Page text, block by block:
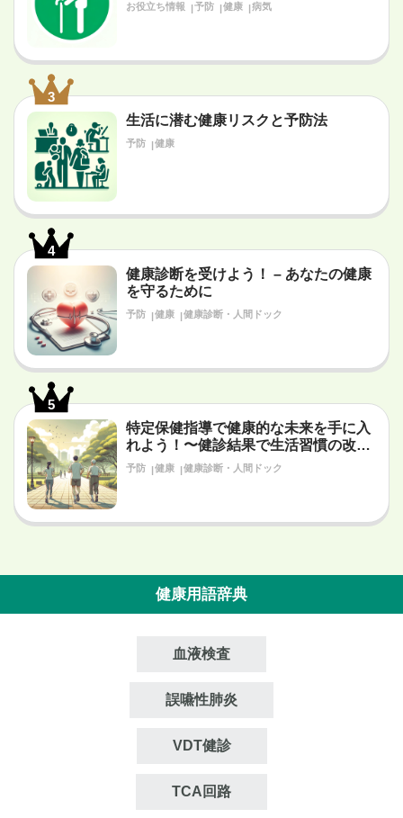
お役立ち情報 予防 健康 病気
3
生活に潜む健康リスクと予防法
予防 健康
4
健康診断を受けよう！ – あなたの健康
を守るために
予防 健康 健康診断・人間ドック
5
特定保健指導で健康的な未来を手に入
れよう！〜健診結果で生活習慣の改善
が必要だと言われたあなたへ〜
予防 健康 健康診断・人間ドック
健康用語辞典
血液検査
誤嚥性肺炎
VDT健診
TCA回路